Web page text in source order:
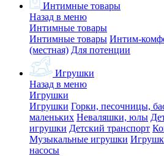
Интимные товары
Назад в меню
Интимные товары
Интимные товары Интим-
(местная) Для потенции
Игрушки
Назад в меню
Игрушки
Игрушки Горки, песочницы,
маленьких Неваляшки, юлы
игрушки Детский транспорт
Музыкальные игрушки
насосы